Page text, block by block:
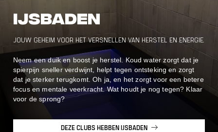
Ijsbaden
JOUW GEHEIM VOOR HET VERSNELLEN VAN HERSTEL EN ENERGIE.
Neem een duik en boost je herstel. Koud water zorgt dat je
spierpijn sneller verdwijnt, helpt tegen ontsteking en zorgt
dat je sterker terugkomt. Oh ja, en het zorgt voor een betere
focus en mentale veerkracht. Wat houdt je nog tegen? Klaar
voor de sprong?
DEZE CLUBS HEBBEN IJSBADEN